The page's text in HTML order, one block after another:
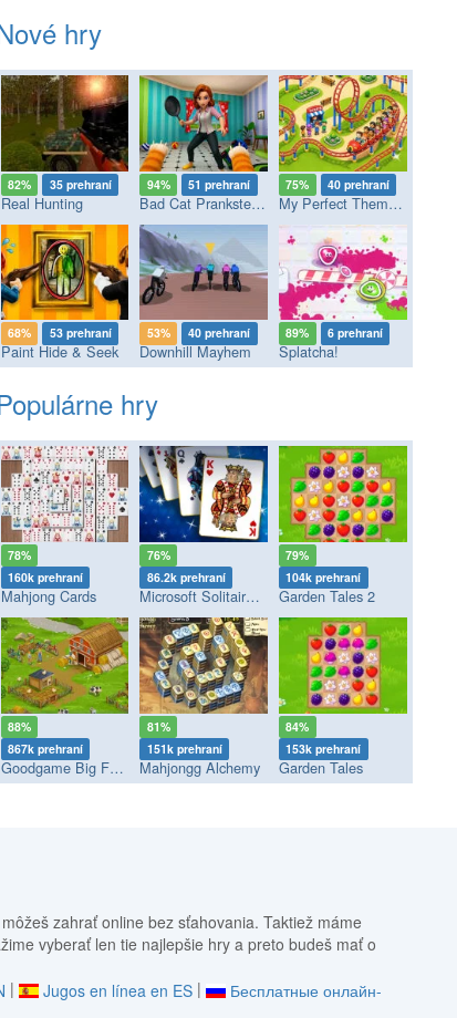
hry
82% 35 prehraní
Real Hunting
94% 51 prehraní
Bad Cat Prankster - Mom’s Return
75% 40 prehraní
My Perfect Theme Park
68% 53 prehraní
Paint Hide & Seek
53% 40 prehraní
Downhill Mayhem
89% 6 prehraní
Splatcha!
hry
78%
160k prehraní
Mahjong Cards
76%
86.2k prehraní
Microsoft Solitaire Collection
79%
104k prehraní
Garden Tales 2
88%
867k prehraní
Goodgame Big Farm
81%
151k prehraní
Mahjongg Alchemy
84%
153k prehraní
Garden Tales
zahrať online bez sťahovania. Taktiež máme
vyberať len tie najlepšie hry a preto budeš mať o
| Jugos en línea en ES |
Бесплатные онлайн-